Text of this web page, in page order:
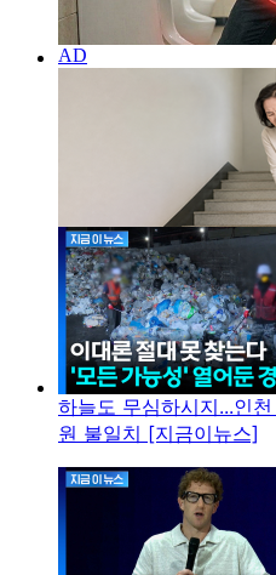
하늘도 무심하시지...인
원 불일치 [지금이뉴스]